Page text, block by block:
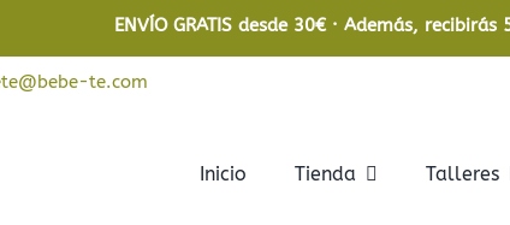
ENVÍO GRATIS desde 30€ · Además, recibirás
te.com
Inicio Tienda Talleres